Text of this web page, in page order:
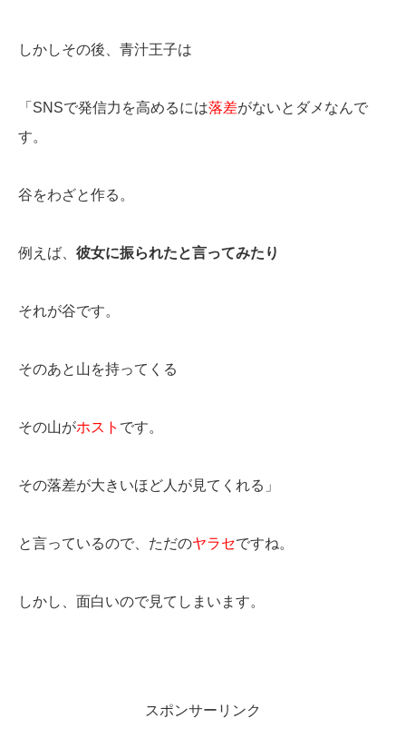
しかしその後、青汁王子は
「SNSで発信力を高めるには落差がないとダメなんで
す。
谷をわざと作る。
例えば、 彼女に振られたと言ってみたり
それが谷です。
そのあと山を持ってくる
その山がホスト です。
その落差が大きいほど人が見てくれる」
と言っているので、ただのヤラセですね。
しかし、面白いので見てしまいます。
スポンサーリンク